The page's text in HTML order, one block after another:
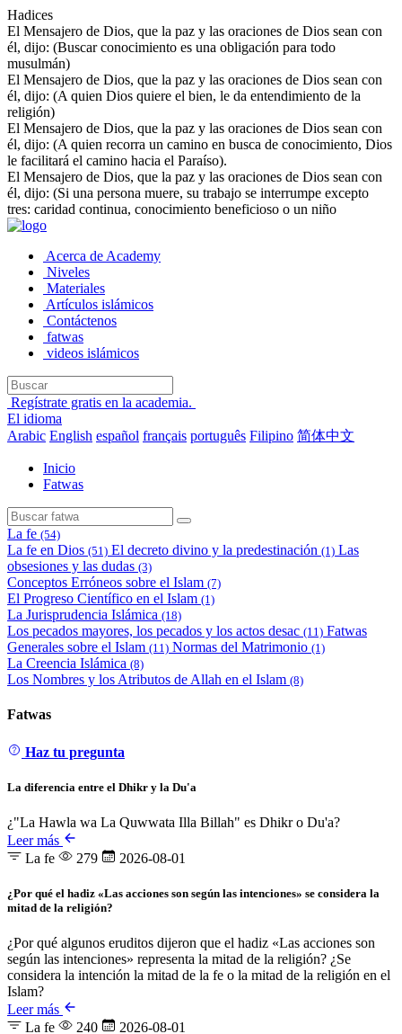
Hadices
El Mensajero de Dios, que la paz y las oraciones de Dios sean con
él, dijo: (Buscar conocimiento es una obligación para todo
musulmán)
El Mensajero de Dios, que la paz y las oraciones de Dios sean con
él, dijo: (A quien Dios quiere el bien, le da entendimiento de la
religión)
El Mensajero de Dios, que la paz y las oraciones de Dios sean con
él, dijo: (A quien recorra un camino en busca de conocimiento, Dios
le facilitará el camino hacia el Paraíso).
El Mensajero de Dios, que la paz y las oraciones de Dios sean con
él, dijo: (Si una persona muere, su trabajo se interrumpe excepto
tres: caridad continua, conocimiento beneficioso o un niño
Acerca de Academy
Niveles
Materiales
Artículos islámicos
Contáctenos
fatwas
videos islámicos
Regístrate gratis en la academia.
El idioma
Arabic English español français português Filipino 简体中文
Inicio
Fatwas
La fe (54)
La fe en Dios (51) El decreto divino y la predestinación (1) Las
obsesiones y las dudas (3)
Conceptos Erróneos sobre el Islam (7)
El Progreso Científico en el Islam (1)
La Jurisprudencia Islámica (18)
Los pecados mayores, los pecados y los actos desac (11) Fatwas
Generales sobre el Islam (11) Normas del Matrimonio (1)
La Creencia Islámica (8)
Los Nombres y los Atributos de Allah en el Islam (8)
Fatwas
Haz tu pregunta
La diferencia entre el Dhikr y la Du'a
¿"La Hawla wa La Quwwata Illa Billah" es Dhikr o Du'a?
Leer más
La fe
279 2026-08-01
¿Por qué el hadiz «Las acciones son según las intenciones» se considera la
mitad de la religión?
¿Por qué algunos eruditos dijeron que el hadiz «Las acciones son
según las intenciones» representa la mitad de la religión? ¿Se
considera la intención la mitad de la fe o la mitad de la religión en el
Islam?
Leer más
La fe
240 2026-08-01